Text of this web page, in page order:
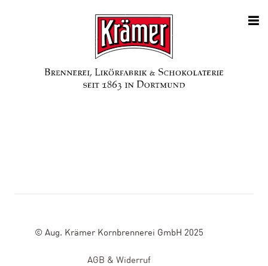
© Aug. Krämer Kornbrennerei GmbH 2025
AGB & Widerruf